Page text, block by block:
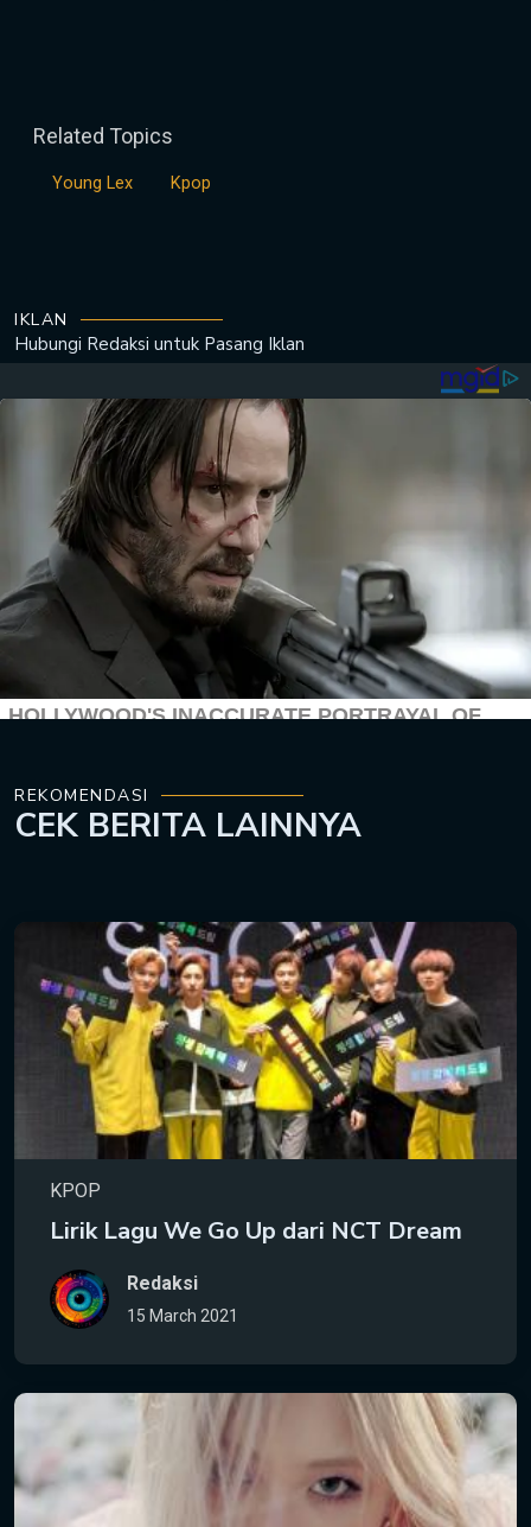
Related Topics
Young Lex Kpop
IKLAN
Hubungi Redaksi untuk Pasang Iklan
REKOMENDASI
CEK BERITA LAINNYA
KPOP
Lirik Lagu We Go Up dari NCT Dream
Redaksi
15 March 2021